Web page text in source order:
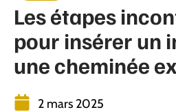
Les étapes
pour insérer un
une cheminée
2 mars 2025